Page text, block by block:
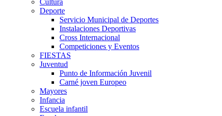
Cultura
Deporte
Servicio Municipal de Deportes
Instalaciones Deportivas
Cross Internacional
Competiciones y Eventos
FIESTAS
Juventud
Punto de Información Juvenil
Carné joven Europeo
Mayores
Infancia
Escuela infantil